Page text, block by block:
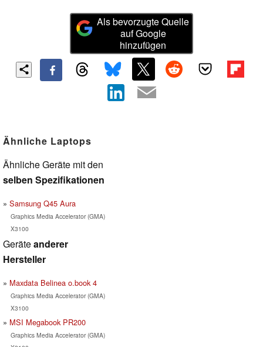
Als bevorzugte Quelle
auf Google
hinzufügen
Ähnliche Laptops
Ähnliche Geräte mit den
selben Spezifikationen
Samsung Q45 Aura
Graphics Media Accelerator (GMA)
X3100
Geräteanderer
Hersteller
Maxdata Belinea o.book 4
Graphics Media Accelerator (GMA)
X3100
MSI Megabook PR200
Graphics Media Accelerator (GMA)